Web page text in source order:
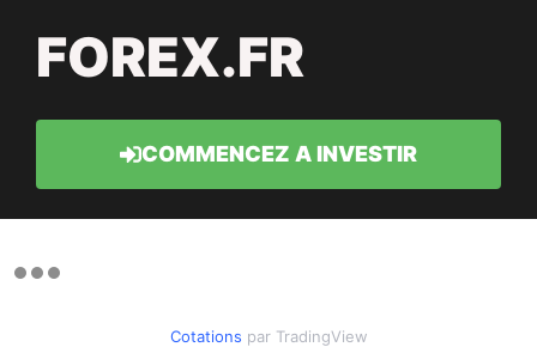
FOREX.FR
COMMENCEZ A INVESTIR
Cotations par TradingView